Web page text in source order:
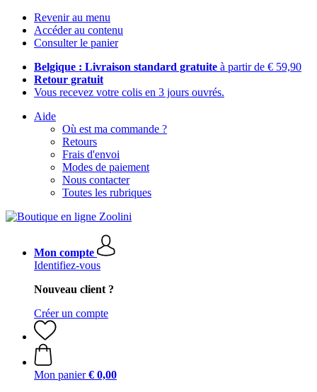
Revenir au menu
Accéder au contenu
Consulter le panier
Belgique : Livraison standard gratuite à partir de € 59,90
Retour gratuit
Vous recevez votre colis en 3 jours ouvrés.
Aide
Où est ma commande ?
Retours
Frais d'envoi
Modes de paiement
Nous contacter
Toutes les rubriques
Mon compte
Identifiez-vous
Nouveau client ?
Créer un compte
Mon panier € 0,00